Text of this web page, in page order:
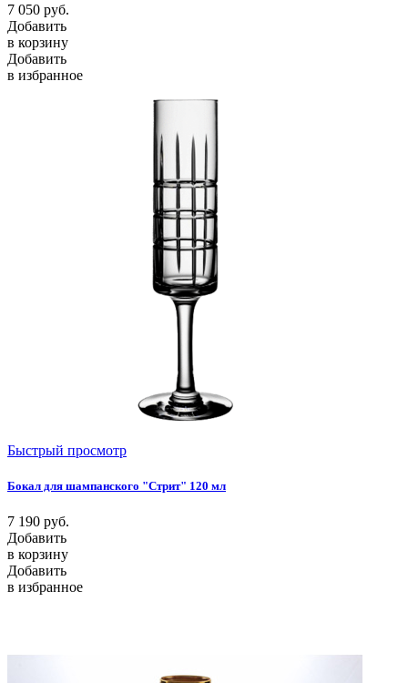
7 050 руб.
Добавить
в корзину
Добавить
в избранное
Быстрый просмотр
Бокал для шампанского "Стрит" 120 мл
7 190 руб.
Добавить
в корзину
Добавить
в избранное